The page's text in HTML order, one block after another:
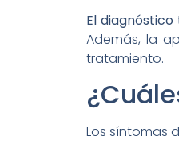
El
Además, la
tratamiento.
Los síntomas